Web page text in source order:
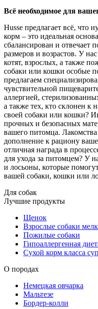
Всё необходимое для
Husse предлагает всё,
корм – это идеальная
сбалансирован и отвечает
размеров и возрастов. У
котят, взрослых, а также
собаки или кошки особые
предлагаем
чувствительной
аллергией,
а также тех, кто склонен к
своей собаки или кошки?
прочных и безопасных
вашего питомца. Лакомства
дополнение к рациону
отличная награда в
для ухода за питомцем? У
и лосьоны, которые
вашей собаки, кошки или
Для собак
Лучшие продукты
Щенок
Взрослые собаки
Пожилые собаки
Гипоаллергенная
Сухой корм класса
О породах
Немецкая овчарка
Мальтезе
Бордер-колли